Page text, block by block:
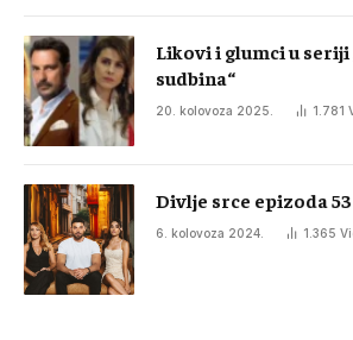
Likovi i glumci u seriji
sudbina“
20. kolovoza 2025. 1.781
Divlje srce epizoda 53
6. kolovoza 2024. 1.365